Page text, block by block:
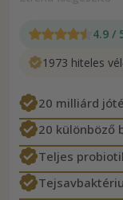
4.9 /
1973 hiteles
20 milliárd
20 különböző
Teljes